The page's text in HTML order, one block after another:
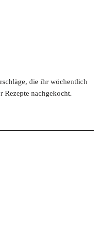
die ihr wöchentlich
Rezepte nachgekocht.